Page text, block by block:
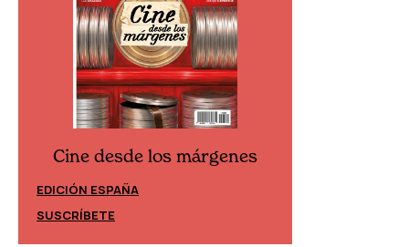
Cine desde los márgenes
EDICIÓN ESPAÑA
SUSCRÍBETE